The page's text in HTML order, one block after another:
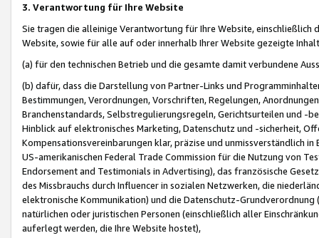
3. Verantwortung für Ihre Website
Sie tragen die alleinige Verantwortung für Ihre Website,
Website, sowie für alle auf oder innerhalb Ihrer Website gezeigte
(a) für den technischen Betrieb und die gesamte damit verbundene
(b) dafür, dass die Darstellung von Partner-Links und
Bestimmungen, Verordnungen, Vorschriften, Regelungen,
Branchenstandards, Selbstregulierungsregeln, Gerichtsurteilen und -
Hinblick auf elektronisches Marketing, Datenschutz und -sicherheit,
Kompensationsvereinbarungen klar, präzise und unmissverständlich
US-amerikanischen Federal Trade Commission für die Nutzung von
Endorsement and Testimonials in Advertising), das französische
des Missbrauchs durch Influencer in sozialen Netzwerken, die
elektronische Kommunikation) und die Datenschutz-
natürlichen oder juristischen Personen (einschließlich aller
auferlegt werden, die Ihre Website hostet),